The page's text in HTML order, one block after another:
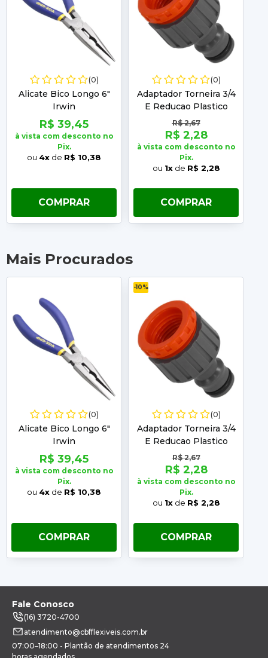
(0)
Alicate Bico Longo 6"
Irwin
R$ 39,45
à vista com desconto no
Pix.
ou 4x de R$ 10,38
COMPRAR
(0)
Adaptador Torneira 3/4
E Reducao Plastico
Tramontina 78502
R$ 2,67
R$ 2,28
à vista com desconto no
Pix.
ou 1xde R$ 2,28
COMPRAR
Mais Procurados
(0)
Alicate Bico Longo 6"
Irwin
R$ 39,45
à vista com desconto no
Pix.
ou 4x de R$ 10,38
COMPRAR
-10%
(0)
Adaptador Torneira 3/4
E Reducao Plastico
Tramontina 78502
R$ 2,67
R$ 2,28
à vista com desconto no
Pix.
ou 1xde R$ 2,28
COMPRAR
Fale Conosco
(16) 3720-4700
atendimento@cbfflexiveis.com.br
07:00–18:00 - Plantão de atendimentos 24